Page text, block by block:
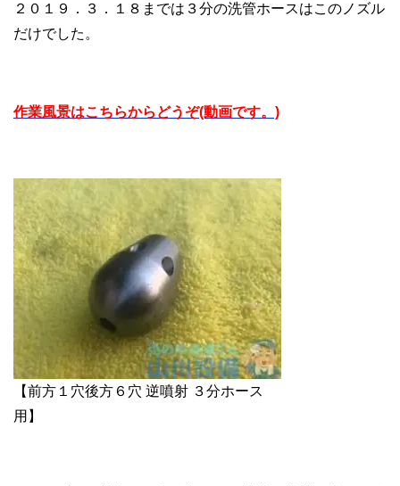
２０１９．３．１８までは３分の洗管ホースはこのノズル
だけでした。
作業風景はこちらからどうぞ(動画です。)
【前方１穴後方６穴 逆噴射 ３分ホース
用】